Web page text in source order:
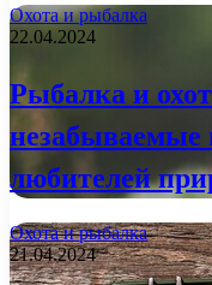
Охота и рыбалка
22.04.2024
Рыбалка и
незабываемые
любителей
Охота и рыбалка
21.04.2024